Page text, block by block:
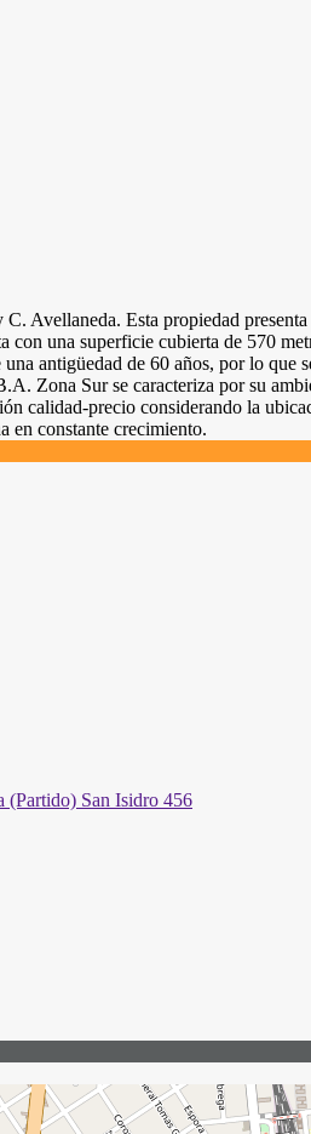
Avellaneda. Esta propiedad
una superficie cubierta de 570
antigüedad de 60 años, por lo que
Zona Sur se caracteriza por su
calidad-precio considerando la
en constante crecimiento.